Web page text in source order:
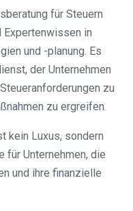
für Steuern
Expertenwissen in
und -planung. Es
der Unternehmen
zu
zu ergreifen.
kein Luxus, sondern
für Unternehmen, die
und ihre finanzielle